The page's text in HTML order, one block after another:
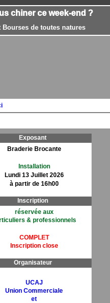
chiner ce week-end ?
Bourses de toutes natures
Exposant
Braderie Brocante
Installation
Lundi 13 Juillet 2026
à partir de 16h00
Inscription
réservée aux
& professionnels
COMPLET
Inscription close
Organisateur
UCAJ
Union Commerciale
et